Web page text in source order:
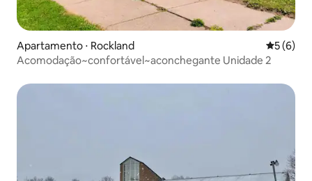
Apartamento ⋅ Rockland 5 de
5 (6)
Acomodação~confortável~aconchegante Unidade 2